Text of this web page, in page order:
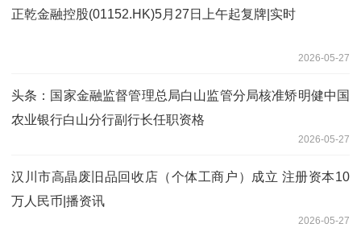
正乾金融控股(01152.HK)5月27日上午起复牌|实时
2026-05-27
头条：国家金融监督管理总局白山监管分局核准矫明健中国
农业银行白山分行副行长任职资格
2026-05-27
汉川市高晶废旧品回收店（个体工商户）成立 注册资本10
万人民币|播资讯
2026-05-27